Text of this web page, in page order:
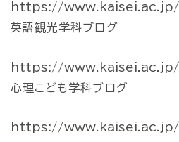
https://
英語観光学科ブログ
https://
心理こども学科ブログ
https://